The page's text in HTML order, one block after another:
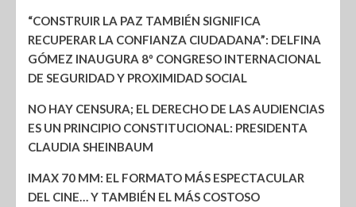
“CONSTRUIR LA PAZ TAMBIÉN SIGNIFICA
RECUPERAR LA CONFIANZA CIUDADANA”: DELFINA
GÓMEZ INAUGURA 8º CONGRESO INTERNACIONAL
DE SEGURIDAD Y PROXIMIDAD SOCIAL
NO HAY CENSURA; EL DERECHO DE LAS AUDIENCIAS
ES UN PRINCIPIO CONSTITUCIONAL: PRESIDENTA
CLAUDIA SHEINBAUM
IMAX 70 MM: EL FORMATO MÁS ESPECTACULAR
DEL CINE… Y TAMBIÉN EL MÁS COSTOSO